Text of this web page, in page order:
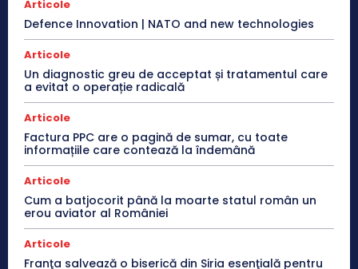
Articole
Defence Innovation | NATO and new technologies
Articole
Un diagnostic greu de acceptat și tratamentul care
a evitat o operație radicală
Articole
Factura PPC are o pagină de sumar, cu toate
informațiile care contează la îndemână
Articole
Cum a batjocorit până la moarte statul român un
erou aviator al României
Articole
Franţa salvează o biserică din Siria esenţială pentru